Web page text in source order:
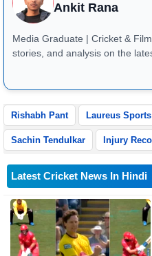
Ankit Rana
Media Graduate | Cricket &
stories, and analysis on the
Rishabh Pant Laureus
Sachin Tendulkar Injury
Latest Cricket News In Hindi